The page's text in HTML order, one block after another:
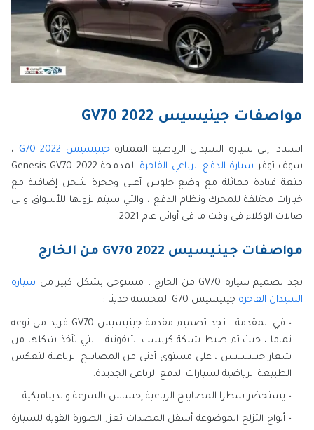
مواصفات جينيسيس GV70 2022
استنادا إلى سيارة السيدان الرياضية الممتازةجينيسيس G70 2022
،
سوف توفر سيارة الدفع الرباعي الفاخرة
المدمجة 2022 Genesis GV70
متعة قيادة مماثلة مع وضع جلوس أعلى وحجرة شحن إضافية مع
خيارات مختلفة للمحرك ونظام الدفع ، والتي سيتم نزولها للأسواق والى
صالات الوكلاء في وقت ما في أوائل عام 2021.
مواصفات جينيسيس GV70 2022 من الخارج
نجد تصميم سيارة GV70 من الخارج ، مستوحى بشكل كبير من
سيارة
السيدان الفاخرة جينيسيس G70 المحسنة حديثا :
في المقدمة - نجد تصميم مقدمة جينيسيس GV70 فريد من نوعه
تماما ، حيث تم ضبط شبكة كريست الأيقونية ، التي تأخذ شكلها من
شعار جينيسيس ، على مستوى أدنى من المصابيح الرباعية لتعكس
الطبيعة الرياضية لسيارات الدفع الرباعي الجديدة.
يستحضر سطرا المصابيح الرباعية إحساس بالسرعة والديناميكية.
ألواح التزلج الموضوعة أسفل المصدات تعزز الصورة القوية للسيارة